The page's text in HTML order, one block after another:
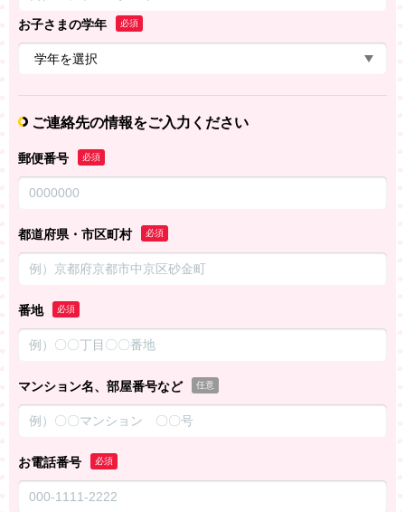
お子さまの学年 必須
ご連絡先の情報をご入力ください
郵便番号 必須
都道府県・市区町村 必須
番地 必須
マンション名、部屋番号など 任意
お電話番号 必須